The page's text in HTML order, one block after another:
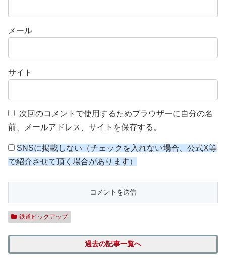
メール
サイト
次回のコメントで使用するためブラウザーに自分の名
前、メールアドレス、サイトを保存する。
SNSに掲載しない（チェックを入れない場合、公式X等
で紹介させて頂く場合があります）
鉄道ピックアップ
過去の記事一覧へ